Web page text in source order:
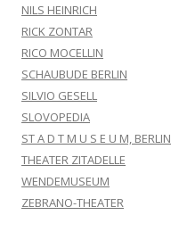
NILS HEINRICH
RICK ZONTAR
RICO MOCELLIN
SCHAUBUDE BERLIN
SILVIO GESELL
SLOVOPEDIA
ST A D T M U S E U M, BERLIN
THEATER ZITADELLE
WENDEMUSEUM
ZEBRANO-THEATER